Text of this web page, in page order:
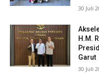
30 Juli
H.M.
Garut
30 Juli